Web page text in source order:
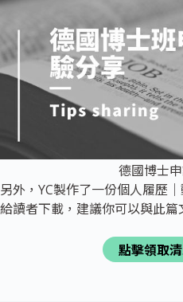
德國博士
另外，YC製作了一份個人履歷
給讀者下載，建議你可以與此篇
點擊領取